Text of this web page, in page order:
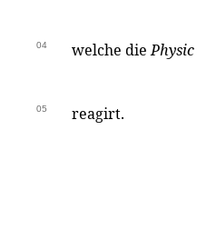
04 welche diePhysic
05 reagirt.